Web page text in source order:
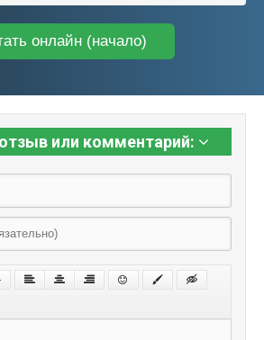
онлайн (начало)
или комментарий: